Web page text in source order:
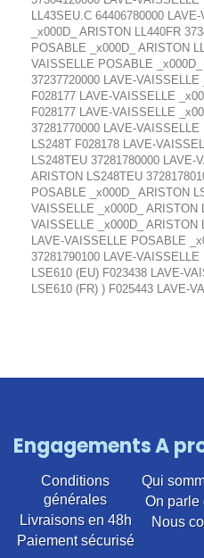
LL43SEU.C 64406780000
_x000D_ ARISTON LL440FR
POSABLE _x000D_ ARISTON
VAISSELLE POSABLE
37237720000 LAVE-
F028177 LAVE-VAISSELLE
F028177 LAVE-VAISSELLE
37281770000 LAVE-
LS248T F028178 LAVE-
LS248TEU 37281780000 LAVE-
ARISTON LS248TEU
POSABLE _x000D_ ARISTON
VAISSELLE _x000D_ ARISTON
VAISSELLE _x000D_ ARISTON
LAVE-VAISSELLE POSABLE
37281790100 LAVE-
LSE610 (EU) F023438 LAVE-
LSE610 (FR) ) F025443 LAVE-
Engagements
Conditions
générales
Livraisons en 48h
Paiement sécurisé
A
Qui
On parle
Nous